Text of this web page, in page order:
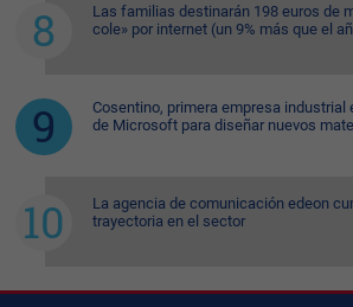
Las familias destinarán 198 euros de
cole» por internet (un 9% más que el
Cosentino, primera empresa industrial
de Microsoft para diseñar nuevos
La agencia de comunicación edeon
trayectoria en el sector